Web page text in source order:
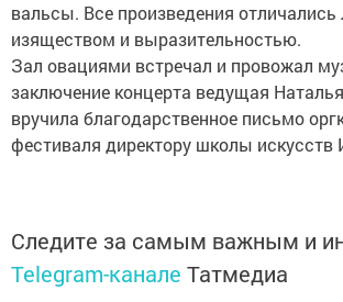
вальсы. Все произведения отличались
изяществом и выразительностью.
Зал овациями встречал и провожал
заключение концерта ведущая
вручила благодарственное письмо
фестиваля директору школы искусств
Следите за самым важным и
Telegram-канале Татмедиа